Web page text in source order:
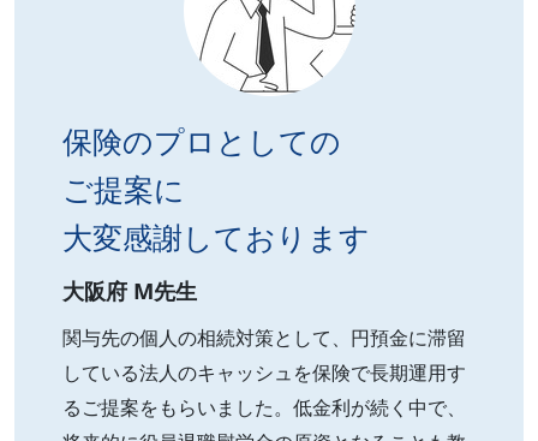
保険のプロとしての
ご提案に
大変感謝しております
大阪府 M先生
関与先の個人の相続対策として、円預金に滞留
している法人のキャッシュを保険で長期運用す
るご提案をもらいました。低金利が続く中で、